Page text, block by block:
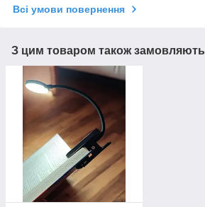
Всі умови повернення
З цим товаром також замовляють